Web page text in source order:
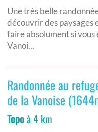
Une très belle
découvrir des paysages
faire absolument si
Vanoi...
Randonnée au
de la Vanoise
Topoà 4 km